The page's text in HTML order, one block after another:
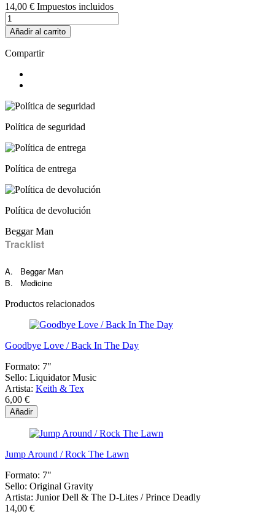
14,00 € Impuestos incluidos
Añadir al carrito
Compartir
Política de seguridad
Política de entrega
Política de devolución
Beggar Man
Tracklist
A. Beggar Man
B. Medicine
Productos relacionados
Goodbye Love / Back In The Day
Formato: 7"
Sello: Liquidator Music
Artista: Keith & Tex
6,00 €
Añadir
Jump Around / Rock The Lawn
Formato: 7"
Sello: Original Gravity
Artista: Junior Dell & The D-Lites / Prince Deadly
14,00 €